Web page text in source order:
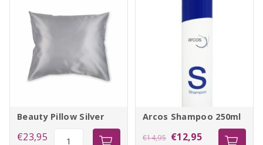
Beauty Pillow Silver
€23,95
Arcos Shampoo 250ml
€14,95 Oorspronkelijke
€12,95Huidige